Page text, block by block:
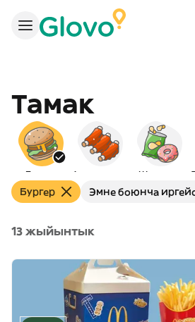
Тамак
Бургер Америкалык Шам-шум
Бургер Эмне боюнча
13 жыйынтык